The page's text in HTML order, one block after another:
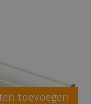
toevoegen